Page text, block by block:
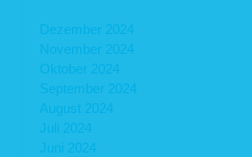
Dezember 2024
November 2024
Oktober 2024
September 2024
August 2024
Juli 2024
Juni 2024